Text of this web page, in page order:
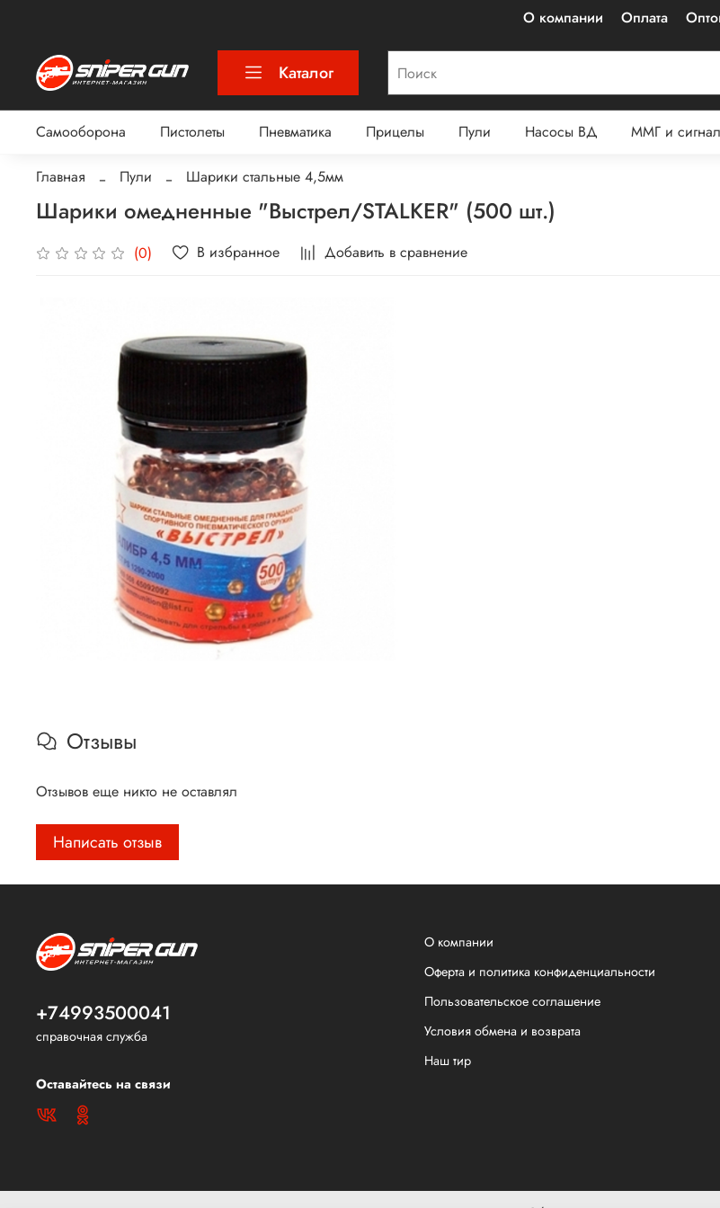
О компании Оплата
Каталог
Самооборона Пистолеты Пневматика Прицелы Пули Насосы ВД ММГ и
Главная Пули Шарики стальные 4,5мм
Шарики омедненные "Выстрел/STALKER" (500 шт.)
(0) В избранное Добавить в сравнение
Отзывы
Отзывов еще никто не оставлял
Написать отзыв
О компании
Оферта и политика конфиденциальности
Пользовательское соглашение
Условия обмена и возврата
Наш тир
+74993500041
справочная служба
Оставайтесь на связи